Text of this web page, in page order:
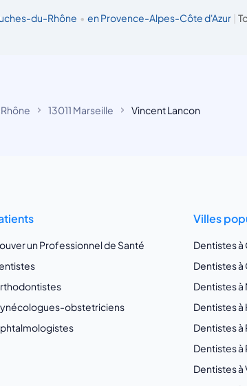
du-Rhône • en Provence-Alpes-Côte d'Azur |
13011 Marseille Vincent Lancon
un Professionnel de Santé
obstetriciens
Villes
Dentistes à
Dentistes
Dentistes à
Dentistes à
Dentistes à
Dentistes à
Dentistes